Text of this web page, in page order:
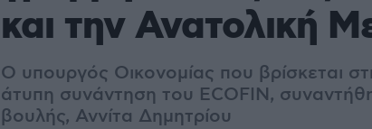
και την Ανατολική
Ο υπουργός Οικονομίας που βρίσκεται
άτυπη συνάντηση του ECOFIN,
βουλής, Αννίτα Δημητρίου